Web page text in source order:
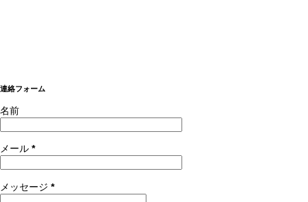
連絡フォーム
名前
メール *
メッセージ *